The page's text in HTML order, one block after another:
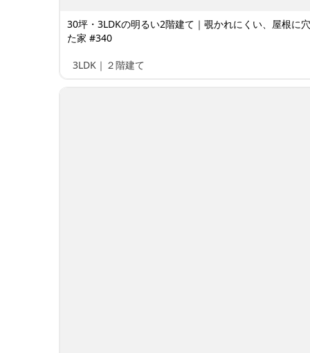
30坪・3LDKの明るい2階建て｜覗かれにくい、屋根に
た家 #340
3LDK｜２階建て